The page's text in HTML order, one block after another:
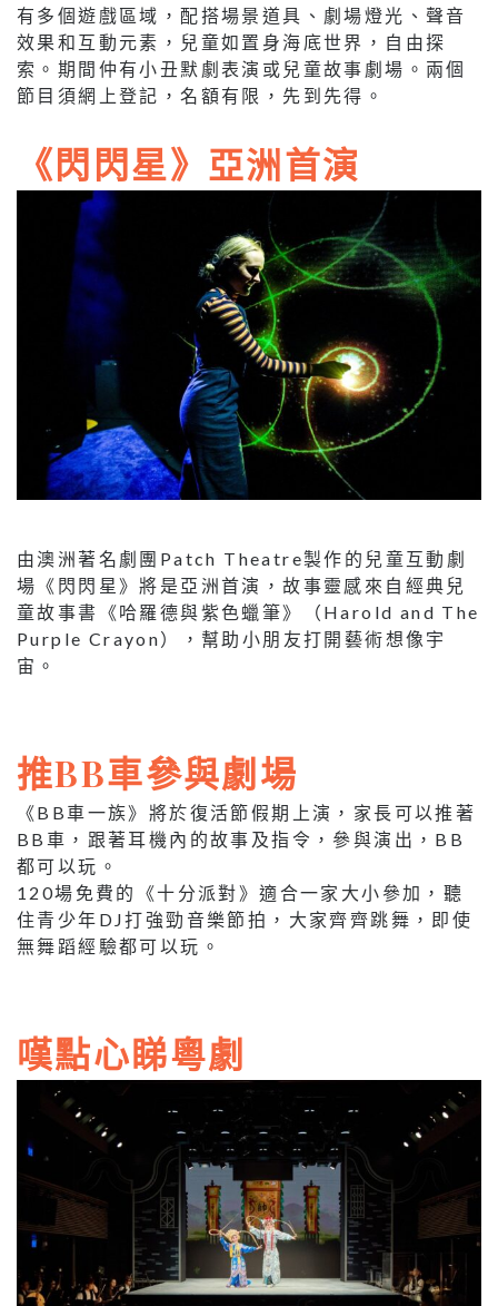
有多個遊戲區域，配搭場景道具、劇場燈光、聲音
效果和互動元素，兒童如置身海底世界，自由探
索。期間仲有小丑默劇表演或兒童故事劇場。兩個
節目須網上登記，名額有限，先到先得。
《閃閃星》亞洲首演
由澳洲著名劇團Patch Theatre製作的兒童互動劇
場《閃閃星》將是亞洲首演，故事靈感來自經典兒
童故事書《哈羅德與紫色蠟筆》（Harold and The
Purple Crayon），幫助小朋友打開藝術想像宇
宙。
推BB車參與劇場
《BB車一族》將於復活節假期上演，家長可以推著
BB車，跟著耳機內的故事及指令，參與演出，BB
都可以玩。
120場免費的《十分派對》適合一家大小參加，聽
住青少年DJ打強勁音樂節拍，大家齊齊跳舞，即使
無舞蹈經驗都可以玩。
嘆點心睇粵劇